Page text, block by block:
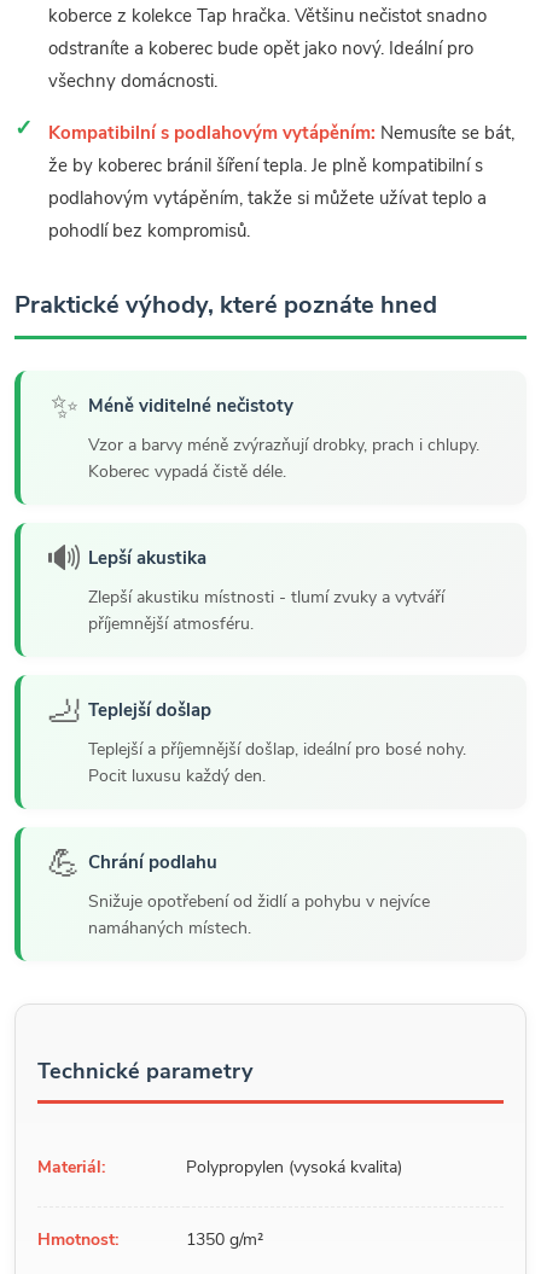
koberce z kolekce Tap hračka. Většinu nečistot snadno
odstraníte a koberec bude opět jako nový. Ideální pro
všechny domácnosti.
Kompatibilní s podlahovým vytápěním: Nemusíte se bát,
že by koberec bránil šíření tepla. Je plně kompatibilní s
podlahovým vytápěním, takže si můžete užívat teplo a
pohodlí bez kompromisů.
Praktické výhody, které poznáte hned
✨ Méně viditelné nečistoty
Vzor a barvy méně zvýrazňují drobky, prach i chlupy.
Koberec vypadá čistě déle.
🔊 Lepší akustika
Zlepší akustiku místnosti - tlumí zvuky a vytváří
příjemnější atmosféru.
🦶 Teplejší došlap
Teplejší a příjemnější došlap, ideální pro bosé nohy.
Pocit luxusu každý den.
💪 Chrání podlahu
Snižuje opotřebení od židlí a pohybu v nejvíce
namáhaných místech.
Technické parametry
Materiál: Polypropylen (vysoká kvalita)
Hmotnost: 1350 g/m²